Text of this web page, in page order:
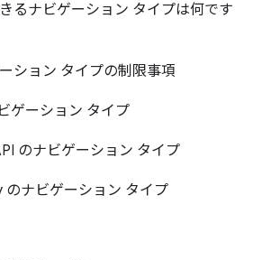
るナビゲーション タイプは何です
ション タイプの制限事項
ゲーション タイプ
のナビゲーション タイプ
のナビゲーション タイプ